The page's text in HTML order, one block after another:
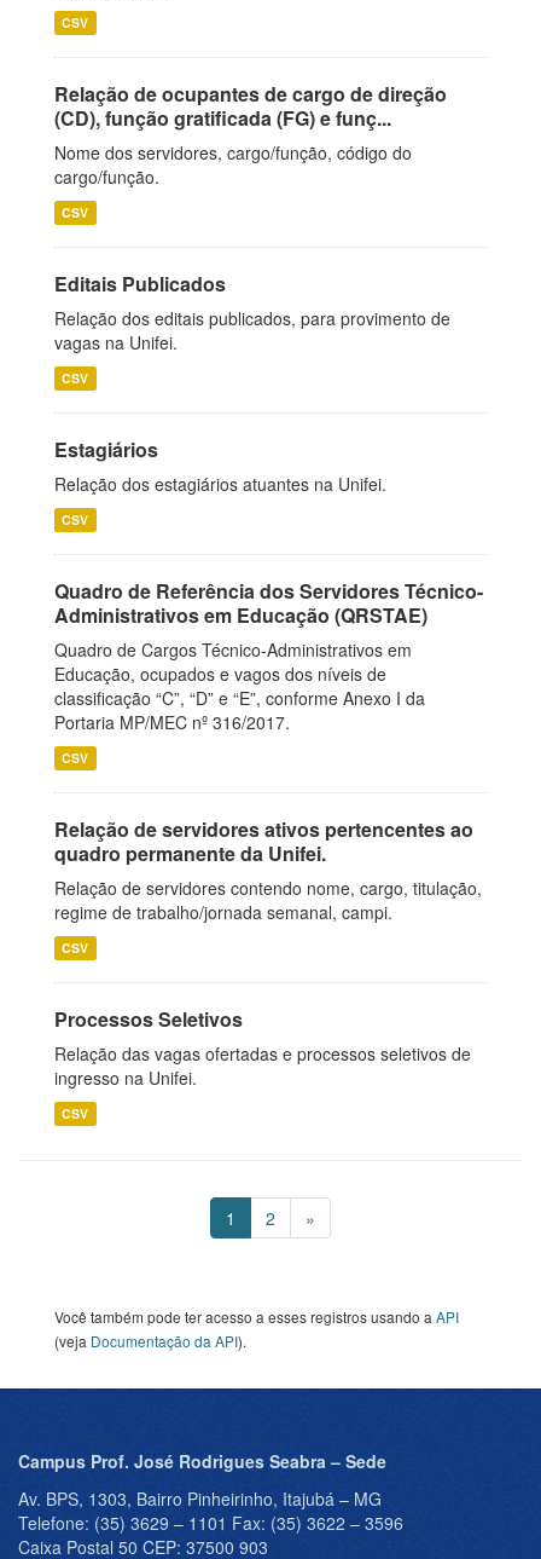
CSV
Relação de ocupantes de cargo de direção
(CD), função gratificada (FG) e funç...
Nome dos servidores, cargo/função, código do
cargo/função.
CSV
Editais Publicados
Relação dos editais publicados, para provimento de
vagas na Unifei.
CSV
Estagiários
Relação dos estagiários atuantes na Unifei.
CSV
Quadro de Referência dos Servidores Técnico-
Administrativos em Educação (QRSTAE)
Quadro de Cargos Técnico-Administrativos em
Educação, ocupados e vagos dos níveis de
classificação “C”, “D” e “E”, conforme Anexo I da
Portaria MP/MEC nº 316/2017.
CSV
Relação de servidores ativos pertencentes ao
quadro permanente da Unifei.
Relação de servidores contendo nome, cargo, titulação,
regime de trabalho/jornada semanal, campi.
CSV
Processos Seletivos
Relação das vagas ofertadas e processos seletivos de
ingresso na Unifei.
CSV
1 2 »
Você também pode ter acesso a esses registros usando a API
(veja Documentação da API).
Campus Prof. José Rodrigues Seabra – Sede
Av. BPS, 1303, Bairro Pinheirinho, Itajubá – MG
Telefone: (35) 3629 – 1101 Fax: (35) 3622 – 3596
Caixa Postal 50 CEP: 37500 903